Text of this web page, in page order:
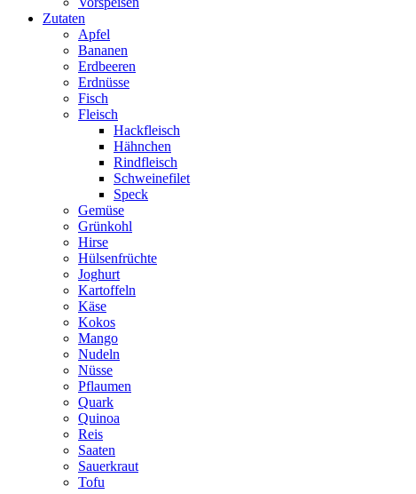
Zutaten
Apfel
Bananen
Erdbeeren
Erdnüsse
Fisch
Fleisch
Hackfleisch
Hähnchen
Rindfleisch
Schweinefilet
Speck
Gemüse
Grünkohl
Hirse
Hülsenfrüchte
Joghurt
Kartoffeln
Käse
Kokos
Mango
Nudeln
Nüsse
Pflaumen
Quark
Quinoa
Reis
Saaten
Sauerkraut
Tofu